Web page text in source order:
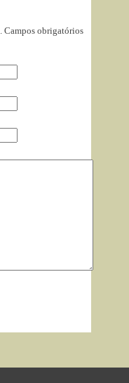
Campos obrigatórios